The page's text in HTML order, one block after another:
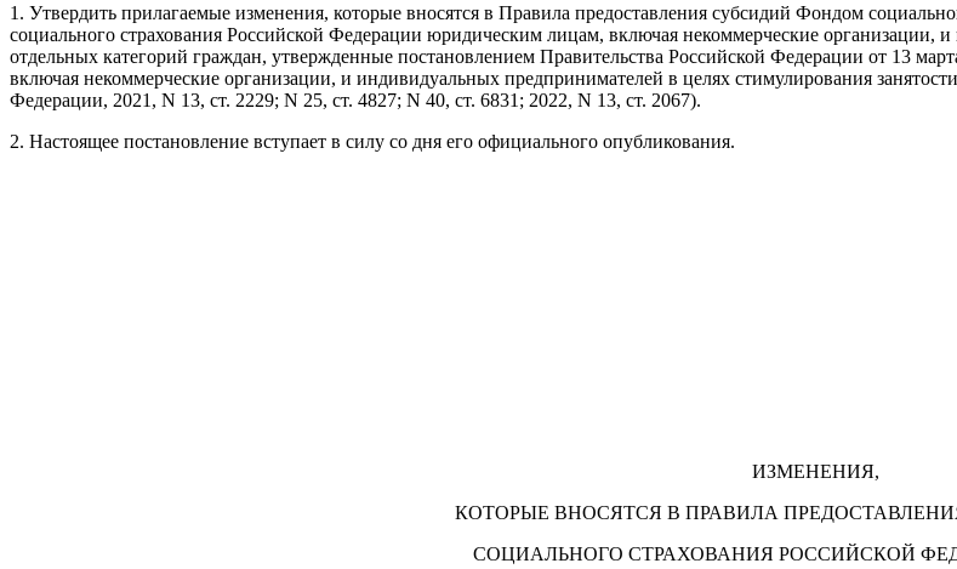
1. Утвердить прилагаемые изменения, которые вносятся в Правила предоставления субсидий Фондом
социального страхования Российской Федерации юридическим лицам, включая некоммерческие организации,
отдельных категорий граждан, утвержденные постановлением Правительства Российской Федерации от 13
включая некоммерческие организации, и индивидуальных предпринимателей в целях стимулирования
Федерации, 2021, N 13, ст. 2229; N 25, ст. 4827; N 40, ст. 6831; 2022, N 13, ст. 2067).
2. Настоящее постановление вступает в силу со дня его официального опубликования.
ИЗМЕНЕНИЯ,
КОТОРЫЕ ВНОСЯТСЯ В ПРАВИЛА
СОЦИАЛЬНОГО СТРАХОВАНИЯ РОССИЙСКОЙ